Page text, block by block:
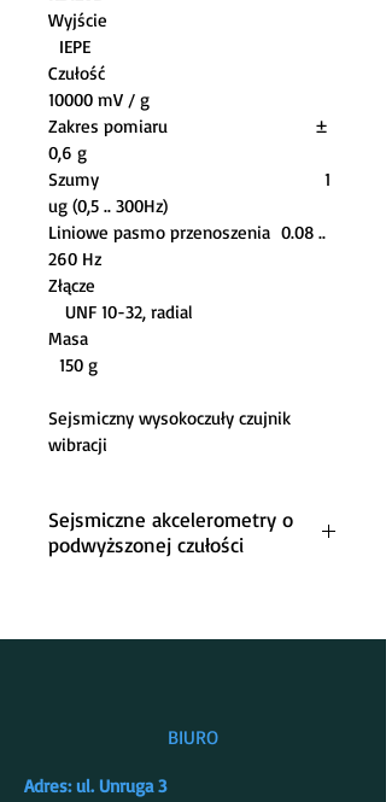
Wyjście
IEPE
Czułość
10000 mV / g
Zakres pomiaru                          ±
0,6 g
Szumy 1
ug (0,5 .. 300Hz)
Liniowe pasmo przenoszenia  0.08 ..
260 Hz
Złącze
UNF 10-32, radial
Masa
150 g
Sejsmiczny wysokoczuły czujnik
wibracji
Sejsmiczne akcelerometry o
podwyższonej czułości
częstotliwościach wibracji
BIURO
Adres: ul. Unruga 3